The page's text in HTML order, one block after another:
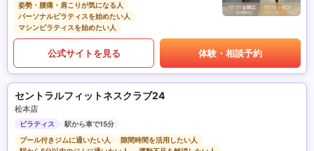
姿勢・腰痛・肩こりが気になる人
パーソナルピラティスを始めたい人
マシンピラティスを始めたい人
公式サイトを見る 体験・相談予約
セントラルフィットネスクラブ24
松本店
ピラティス
駅から車で15分
プール付きジムに通いたい人
隙間時間を活用したい人